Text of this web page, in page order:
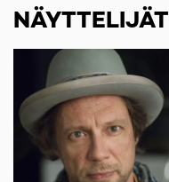
NÄYTTELIJÄT